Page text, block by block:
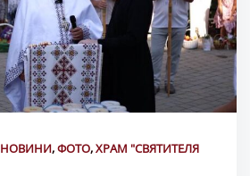
НОВИНИ,ФОТО,ХРАМ "СВЯТИТЕЛЯ